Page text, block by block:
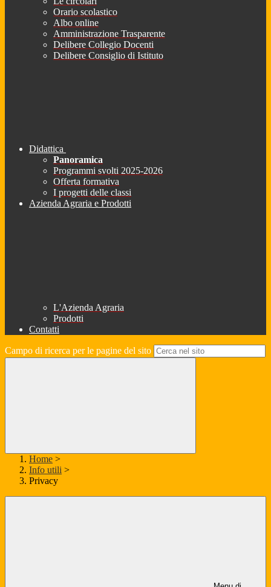
Orario scolastico
Albo online
Amministrazione Trasparente
Delibere Collegio Docenti
Delibere Consiglio di Istituto
Didattica
Panoramica
Programmi svolti 2025-2026
Offerta formativa
I progetti delle classi
Azienda Agraria e Prodotti
L'Azienda Agraria
Prodotti
Contatti
Campo di ricerca per le pagine del sito
Home >
Info utili >
Privacy